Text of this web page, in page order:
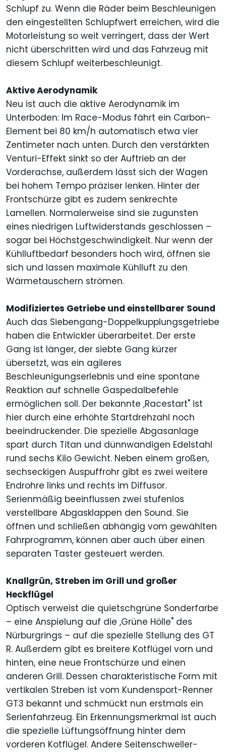
Schlupf zu. Wenn die Räder beim Beschleunigen
den eingestellten Schlupfwert erreichen, wird die
Motorleistung so weit verringert, dass der Wert
nicht überschritten wird und das Fahrzeug mit
diesem Schlupf weiterbeschleunigt.
Aktive Aerodynamik
Neu ist auch die aktive Aerodynamik im
Unterboden: Im Race-Modus fährt ein Carbon-
Element bei 80 km/h automatisch etwa vier
Zentimeter nach unten. Durch den verstärkten
Venturi-Effekt sinkt so der Auftrieb an der
Vorderachse, außerdem lässt sich der Wagen
bei hohem Tempo präziser lenken. Hinter der
Frontschürze gibt es zudem senkrechte
Lamellen. Normalerweise sind sie zugunsten
eines niedrigen Luftwiderstands geschlossen –
sogar bei Höchstgeschwindigkeit. Nur wenn der
Kühlluftbedarf besonders hoch wird, öffnen sie
sich und lassen maximale Kühlluft zu den
Wärmetauschern strömen.
Modifiziertes Getriebe und einstellbarer Sound
Auch das Siebengang-Doppelkupplungsgetriebe
haben die Entwickler überarbeitet. Der erste
Gang ist länger, der siebte Gang kürzer
übersetzt, was ein agileres
Beschleunigungserlebnis und eine spontane
Reaktion auf schnelle Gaspedalbefehle
ermöglichen soll. Der bekannte ,Racestart" ist
hier durch eine erhöhte Startdrehzahl noch
beeindruckender. Die spezielle Abgasanlage
spart durch Titan und dünnwandigen Edelstahl
rund sechs Kilo Gewicht. Neben einem großen,
sechseckigen Auspuffrohr gibt es zwei weitere
Endrohre links und rechts im Diffusor.
Serienmäßig beeinflussen zwei stufenlos
verstellbare Abgasklappen den Sound. Sie
öffnen und schließen abhängig vom gewählten
Fahrprogramm, können aber auch über einen
separaten Taster gesteuert werden.
Knallgrün, Streben im Grill und großer
Heckflügel
Optisch verweist die quietschgrüne Sonderfarbe
– eine Anspielung auf die ,Grüne Hölle" des
Nürburgrings – auf die spezielle Stellung des GT
R. Außerdem gibt es breitere Kotflügel vorn und
hinten, eine neue Frontschürze und einen
anderen Grill. Dessen charakteristische Form mit
vertikalen Streben ist vom Kundensport-Renner
GT3 bekannt und schmückt nun erstmals ein
Serienfahrzeug. Ein Erkennungsmerkmal ist auch
die spezielle Lüftungsöffnung hinter dem
vorderen Kotflügel. Andere Seitenschweller-